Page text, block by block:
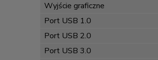
Wyjście graficzne
Port USB 1.0
Port USB 2.0
Port USB 3.0